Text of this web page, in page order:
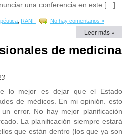
una conferencia en este […]
RANF No hay comentarios »
Leer más »
de medicina
lo mejor es dejar que el Estado
de médicos. En mi opinión. esto
error. No hay mejor planificación
La planificación siempre estará
que están dentro (los que ya son